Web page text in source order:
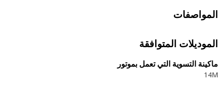
المتوافقة
التسوية التي تعمل بموتور